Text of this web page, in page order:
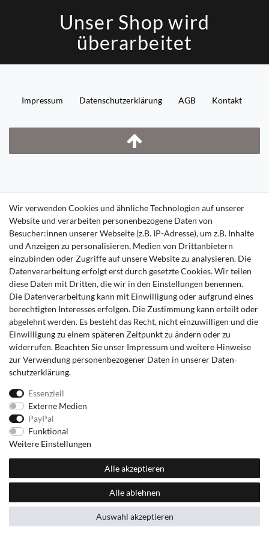
Unser Shop wird
überarbeitet
Impressum Daten­schutz­erklärung AGB Kontakt
Wir verwenden Cookies und ähnliche Technologien auf unserer
Website und verarbeiten personenbezogene Daten von
Besucher:innen unserer Webseite (z.B. IP-Adresse), um z.B. Inhalte
und Anzeigen zu personalisieren, Medien von Drittanbietern
einzubinden oder Zugriffe auf unsere Website zu analysieren. Die
Datenverarbeitung erfolgt erst durch gesetzte Cookies. Wir teilen
diese Daten mit Dritten, die wir in den Einstellungen benennen.
Die Datenverarbeitung kann mit Einwilligung oder aufgrund eines
berechtigten Interesses erfolgen. Die Zustimmung kann erteilt oder
abgelehnt werden. Es besteht das Recht, nicht einzuwilligen und die
Einwilligung zu einem späteren Zeitpunkt zu ändern oder zu
widerrufen. Beachten Sie unser Impressum und weitere Hinweise
zur Verwendung personenbezogener Daten in unserer Daten­
schutz­erklärung.
Essenziell
Externe Medien
PayPal
Funktional
Weitere Einstellungen
Alle akzeptieren
Alle ablehnen
Auswahl akzeptieren